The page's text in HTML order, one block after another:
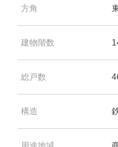
方角
建物階数
総戸数
構造